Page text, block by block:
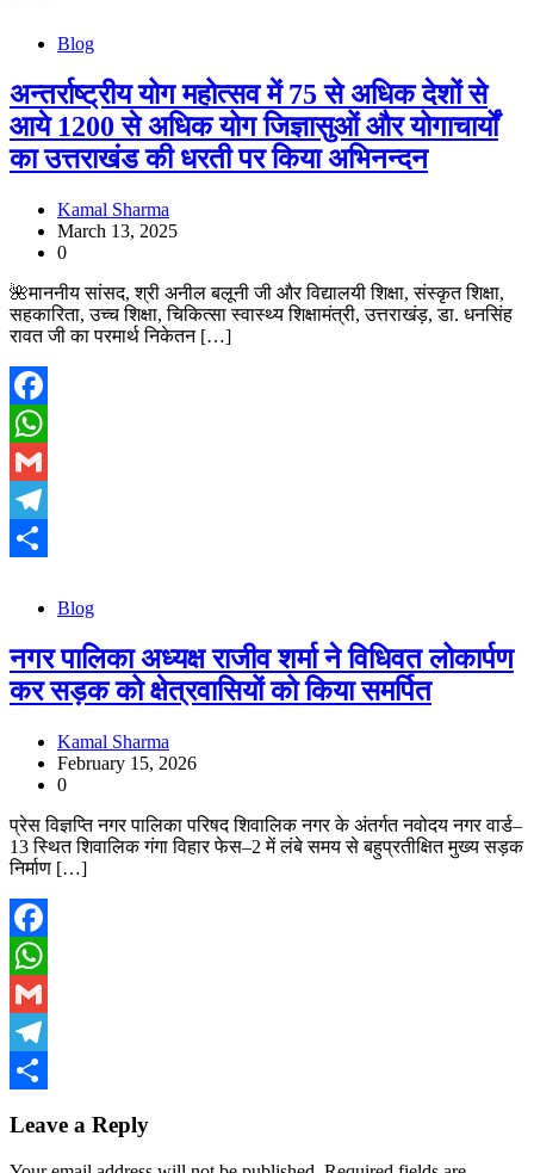
Blog
अन्तर्राष्ट्रीय योग महोत्सव में 75 से अधिक देशों से
आये 1200 से अधिक योग जिज्ञासुओं और योगाचार्यों
का उत्तराखंड की धरती पर किया अभिनन्दन
Kamal Sharma
March 13, 2025
0
🌺माननीय सांसद, श्री अनील बलूनी जी और विद्यालयी शिक्षा, संस्कृत शिक्षा,
सहकारिता, उच्च शिक्षा, चिकित्सा स्वास्थ्य शिक्षामंत्री, उत्तराखंड़, डा. धनसिंह
रावत जी का परमार्थ निकेतन […]
Facebook
WhatsApp
Gmail
Telegram
Blog
नगर पालिका अध्यक्ष राजीव शर्मा ने विधिवत लोकार्पण
कर सड़क को क्षेत्रवासियों को किया समर्पित
Kamal Sharma
February 15, 2026
0
प्रेस विज्ञप्ति नगर पालिका परिषद शिवालिक नगर के अंतर्गत नवोदय नगर वार्ड–
13 स्थित शिवालिक गंगा विहार फेस–2 में लंबे समय से बहुप्रतीक्षित मुख्य सड़क
निर्माण […]
Facebook
WhatsApp
Gmail
Telegram
Leave a Reply